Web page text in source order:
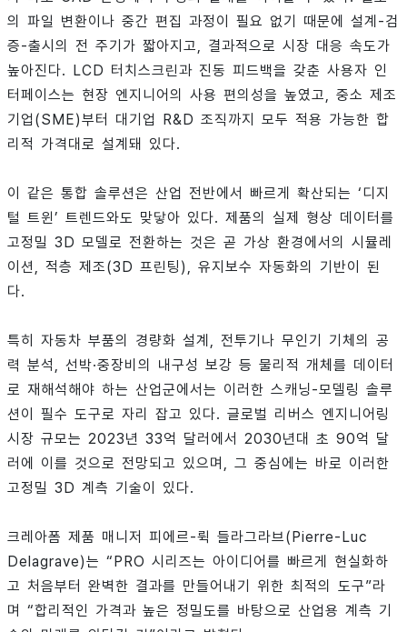
의 파일 변환이나 중간 편집 과정이 필요 없기 때문에 설계-검
증-출시의 전 주기가 짧아지고, 결과적으로 시장 대응 속도가
높아진다. LCD 터치스크린과 진동 피드백을 갖춘 사용자 인
터페이스는 현장 엔지니어의 사용 편의성을 높였고, 중소 제조
기업(SME)부터 대기업 R&D 조직까지 모두 적용 가능한 합
리적 가격대로 설계돼 있다.
이 같은 통합 솔루션은 산업 전반에서 빠르게 확산되는 ‘디지
털 트윈’ 트렌드와도 맞닿아 있다. 제품의 실제 형상 데이터를
고정밀 3D 모델로 전환하는 것은 곧 가상 환경에서의 시뮬레
이션, 적층 제조(3D 프린팅), 유지보수 자동화의 기반이 된
다.
특히 자동차 부품의 경량화 설계, 전투기나 무인기 기체의 공
력 분석, 선박·중장비의 내구성 보강 등 물리적 개체를 데이터
로 재해석해야 하는 산업군에서는 이러한 스캐닝-모델링 솔루
션이 필수 도구로 자리 잡고 있다. 글로벌 리버스 엔지니어링
시장 규모는 2023년 33억 달러에서 2030년대 초 90억 달
러에 이를 것으로 전망되고 있으며, 그 중심에는 바로 이러한
고정밀 3D 계측 기술이 있다.
크레아폼 제품 매니저 피에르-뤽 들라그라브(Pierre-Luc
Delagrave)는 “PRO 시리즈는 아이디어를 빠르게 현실화하
고 처음부터 완벽한 결과를 만들어내기 위한 최적의 도구”라
며 “합리적인 가격과 높은 정밀도를 바탕으로 산업용 계측 기